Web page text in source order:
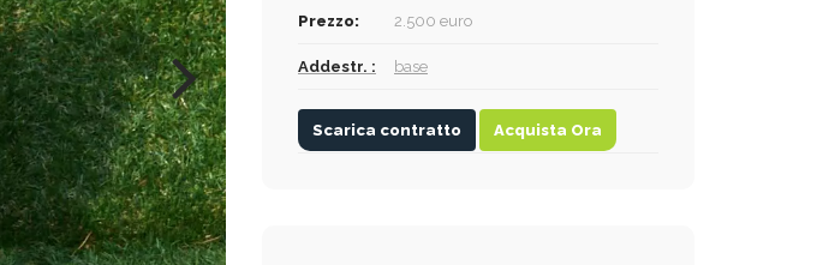
Prezzo: 2.500 euro
Addestr. : base
Scarica contratto Acquista Ora